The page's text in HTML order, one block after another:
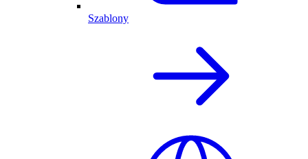
Szablony